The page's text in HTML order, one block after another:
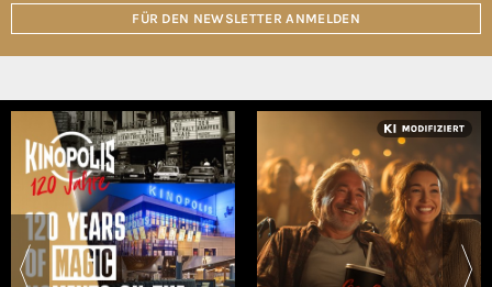
FÜR DEN NEWSLETTER ANMELDEN